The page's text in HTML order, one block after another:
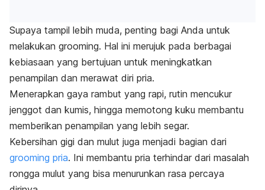
Supaya tampil lebih muda, penting bagi Anda untuk
melakukan grooming. Hal ini merujuk pada berbagai
kebiasaan yang bertujuan untuk meningkatkan
penampilan dan merawat diri pria.
Menerapkan gaya rambut yang rapi, rutin mencukur
jenggot dan kumis, hingga memotong kuku membantu
memberikan penampilan yang lebih segar.
Kebersihan gigi dan mulut juga menjadi bagian dari
grooming pria. Ini membantu pria terhindar dari masalah
rongga mulut yang bisa menurunkan rasa percaya